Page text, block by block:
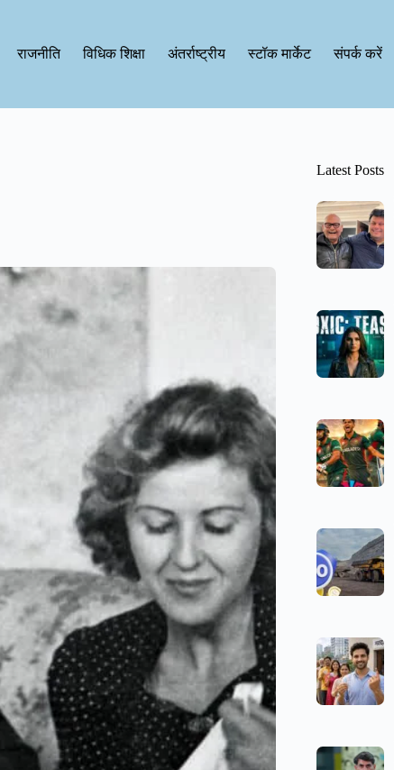
राजनीति विधिक शिक्षा अंतर्राष्ट्रीय स्टॉक मार्केट संपर्क करें
Latest Posts